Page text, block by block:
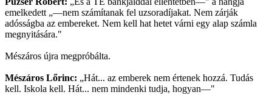
emelkedett „—nem számítanak fel uzsoradíjakat. Nem zárják
adósságba az embereket. Nem kell hat hetet várni egy alap számla
megnyitására."
Mészáros újra megpróbálta.
Mészáros Lőrinc: „Hát... az emberek nem értenek hozzá. Tudás
kell. Iskola kell. Hát... nem mindenki tudja, hogyan—"